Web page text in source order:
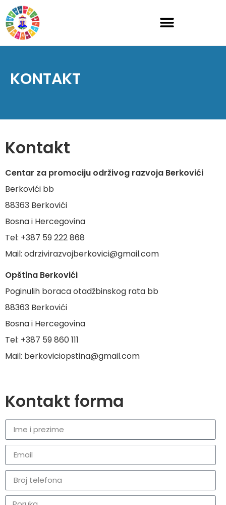
KONTAKT
Kontakt
Centar za promociju održivog razvoja Berkovići
Berkovići bb
88363 Berkovići
Bosna i Hercegovina
Tel: +387 59 222 868
Mail: odrzivirazvojberkovici@gmail.com
Opština Berkovići
Poginulih boraca otadžbinskog rata bb
88363 Berkovići
Bosna i Hercegovina
Tel: +387 59 860 111
Mail: berkoviciopstina@gmail.com
Kontakt forma